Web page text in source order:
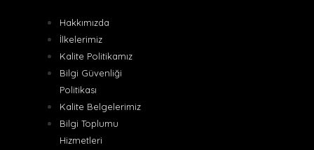
Hakkımızda
İlkelerimiz
Kalite Politikamız
Bilgi Güvenliği
Politikası
Kalite Belgelerimiz
Bilgi Toplumu
Hizmetleri